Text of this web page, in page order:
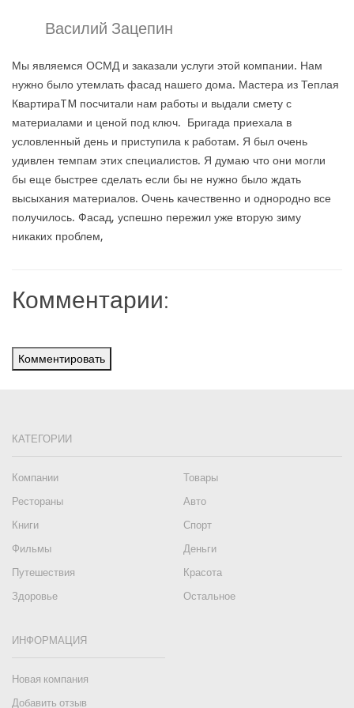
Василий Зацепин
Мы являемся ОСМД и заказали услуги этой компании. Нам
нужно было утемлать фасад нашего дома. Мастера из Теплая
КвартираTM посчитали нам работы и выдали смету с
материалами и ценой под ключ. Бригада приехала в
условленный день и приступила к работам. Я был очень
удивлен темпам этих специалистов. Я думаю что они могли
бы еще быстрее сделать если бы не нужно было ждать
высыхания материалов. Очень качественно и однородно все
получилось. Фасад, успешно пережил уже вторую зиму
никаких проблем,
Комментарии:
Комментировать
КАТЕГОРИИ
Компании
Товары
Рестораны
Авто
Книги
Спорт
Фильмы
Деньги
Путешествия
Красота
Здоровье
Остальное
ИНФОРМАЦИЯ
Новая компания
Добавить отзыв